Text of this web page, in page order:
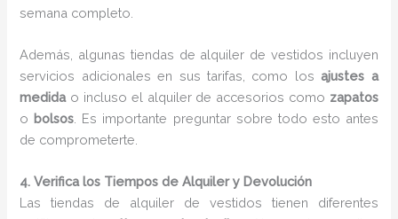
semana completo.
Además, algunas tiendas de alquiler de vestidos incluyen
servicios adicionales en sus tarifas, como losajustes a
medidao incluso el alquiler de accesorios como zapatos
o bolsos . Es importante preguntar sobre todo esto antes
de comprometerte.
4. Verifica los Tiempos de Alquiler y Devolución
Las tiendas de alquiler de vestidos tienen diferentes